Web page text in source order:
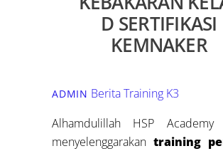
D SERTIFIKASI
KEMNAKER
ADMIN Berita Training K3
Alhamdulillah HSP Academy
menyelenggarakan training